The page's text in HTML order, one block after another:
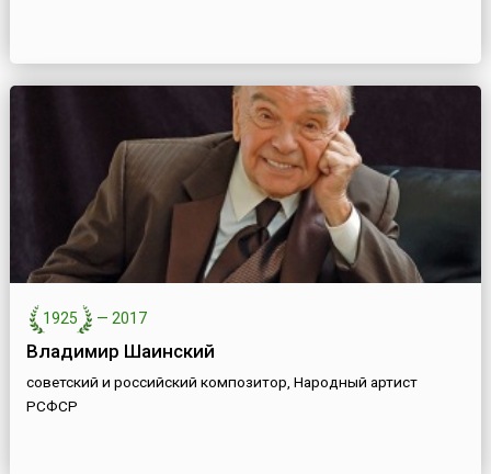
1925 — 2017
Владимир Шаинский
советский и российский композитор, Народный артист
РСФСР